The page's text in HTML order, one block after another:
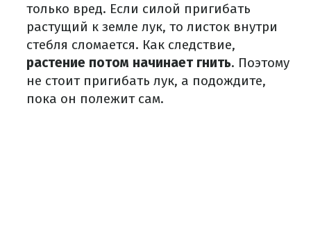
только вред. Если силой пригибать
растущий к земле лук, то листок внутри
стебля сломается. Как следствие,
растение потом начинает гнить. Поэтому
не стоит пригибать лук, а подождите,
пока он полежит сам.